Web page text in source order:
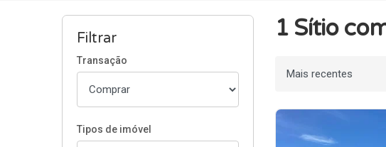
Filtrar
Transação
Tipos de imóvel
1 Sítio
Ordenar por